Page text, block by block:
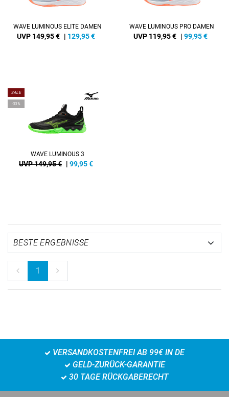
WAVE LUMINOUS ELITE DAMEN
UVP 149,95 € | 129,95€
WAVE LUMINOUS PRO DAMEN
UVP 119,95 € | 99,95€
SALE
-33%
WAVE LUMINOUS 3
UVP 149,95 € | 99,95€
1
VERSANDKOSTENFREI AB 99€ IN DE
GELD-ZURÜCK-GARANTIE
30 TAGE RÜCKGABERECHT